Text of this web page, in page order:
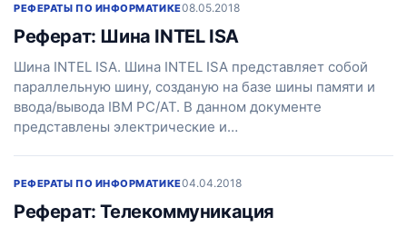
РЕФЕРАТЫ ПО ИНФОРМАТИКЕ08.05.2018
Реферат: Шина INTEL ISA
Шина INTEL ISA. Шина INTEL ISA представляет собой
параллельную шину, созданую на базе шины памяти и
ввода/вывода IBM PC/AT. В данном документе
представлены электрические и…
РЕФЕРАТЫ ПО ИНФОРМАТИКЕ04.04.2018
Реферат: Телекоммуникация